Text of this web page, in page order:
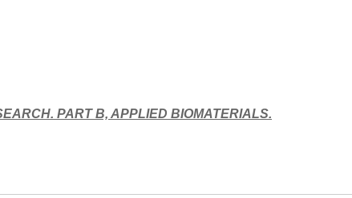
PART B, APPLIED BIOMATERIALS.